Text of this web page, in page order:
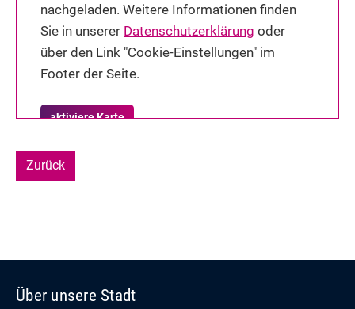
nachgeladen. Weitere Informationen finden
Sie in unserer Datenschutzerklärung oder
über den Link "Cookie-Einstellungen" im
Footer der Seite.
aktiviere Karte
Zurück
Über unsere Stadt